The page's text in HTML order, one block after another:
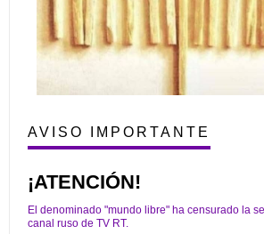
AVISO IMPORTANTE
¡ATENCIÓN!
El denominado "mundo libre" ha censurado la
canal ruso de TV RT.